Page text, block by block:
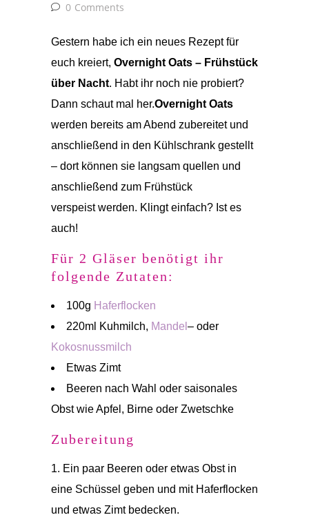
0 Comments
Gestern habe ich ein neues Rezept für
euch kreiert, Overnight Oats – Frühstück
über Nacht. Habt ihr noch nie probiert?
Dann schaut mal her.Overnight Oats
werden bereits am Abend zubereitet und
anschließend in den Kühlschrank gestellt
– dort können sie langsam quellen und
anschließend zum Frühstück
verspeist werden. Klingt einfach? Ist es
auch!
Für 2 Gläser benötigt ihr
folgende Zutaten:
100g Haferflocken
220ml Kuhmilch, Mandel – oder
Kokosnussmilch
Etwas Zimt
Beeren nach Wahl oder saisonales
Obst wie Apfel, Birne oder Zwetschke
Zubereitung
Ein paar Beeren oder etwas Obst in
eine Schüssel geben und mit Haferflocken
und etwas Zimt bedecken.